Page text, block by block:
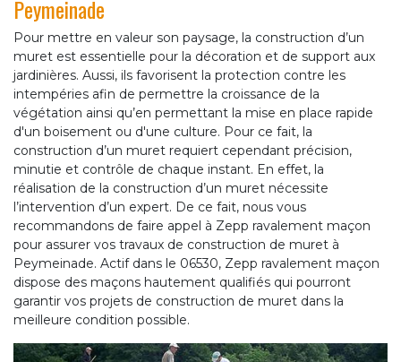
Peymeinade
Pour mettre en valeur son paysage, la construction d’un
muret est essentielle pour la décoration et de support aux
jardinières. Aussi, ils favorisent la protection contre les
intempéries afin de permettre la croissance de la
végétation ainsi qu’en permettant la mise en place rapide
d'un boisement ou d'une culture. Pour ce fait, la
construction d’un muret requiert cependant précision,
minutie et contrôle de chaque instant. En effet, la
réalisation de la construction d’un muret nécessite
l’intervention d’un expert. De ce fait, nous vous
recommandons de faire appel à Zepp ravalement maçon
pour assurer vos travaux de construction de muret à
Peymeinade. Actif dans le 06530, Zepp ravalement maçon
dispose des maçons hautement qualifiés qui pourront
garantir vos projets de construction de muret dans la
meilleure condition possible.